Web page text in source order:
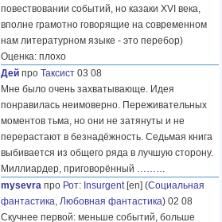
повествовании событий, но казаки XVI века,
вполне грамотно говорящие на современном
нам литературном языке - это перебор)
Оценка: плохо
Дей про Таксист 03 08
Мне было очень захватывающе. Идея
понравилась неимоверно. Переживательных
моментов тьма, но они не затянуты и не
перерастают в безнадёжность. Седьмая книга
выбивается из общего ряда в лучшую сторону.
Миллиардер, приговорённый ………
mysevra про Рот: Insurgent[en] (Социальная
фантастика, Любовная фантастика) 02 08
Скучнее первой: меньше событий, больше